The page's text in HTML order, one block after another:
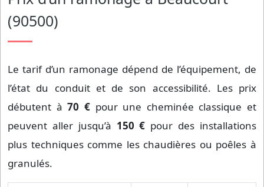
(90500)
Le tarif d’un ramonage dépend de l’équipement, de
l’état du conduit et de son accessibilité. Les prix
débutent à70 €pour une cheminée classique et
peuvent aller jusqu’à 150 € pour des installations
plus techniques comme les chaudières ou poêles à
granulés.